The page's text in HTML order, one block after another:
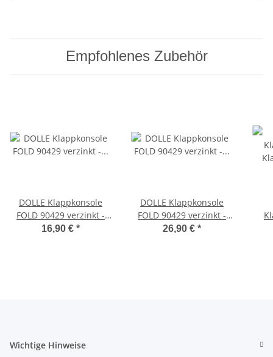
Empfohlenes Zubehör
DOLLE Klappkonsole
FOLD 90429 verzinkt -
Klappenaussteller -
16,90 € *
DOLLE Klappkonsole
FOLD 90429 verzinkt -
Klappenaussteller -
26,90 € *
Wichtige Hinweise